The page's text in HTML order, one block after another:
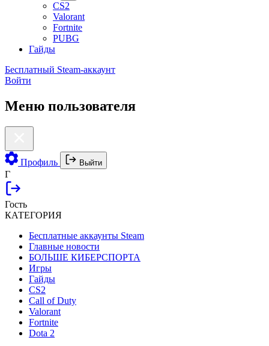
CS2
Valorant
Fortnite
PUBG
Гайды
Бесплатный Steam-аккаунт
Войти
Меню пользователя
Профиль Выйти
Г
Гость
КАТЕГОРИЯ
Бесплатные аккаунты Steam
Главные новости
БОЛЬШЕ КИБЕРСПОРТА
Игры
Гайды
CS2
Call of Duty
Valorant
Fortnite
Dota 2